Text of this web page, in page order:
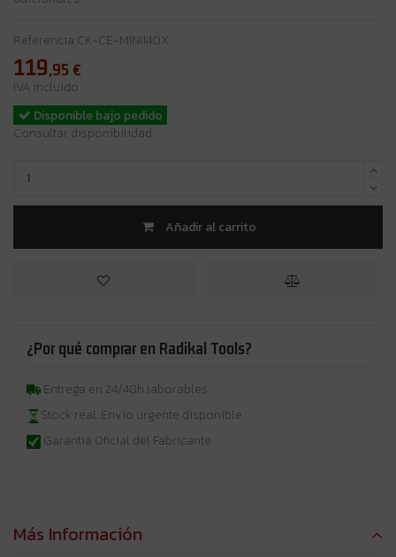
Referencia CK-CE-MINI140X
119,95 €
IVA incluido
Disponible bajo pedido
Consultar disponibilidad
Añadir al carrito
¿Por qué comprar en Radikal Tools?
Entrega en 24/48h laborables
Stock real. Envío urgente disponible
Garantia Oficial del Fabricante
Más Información